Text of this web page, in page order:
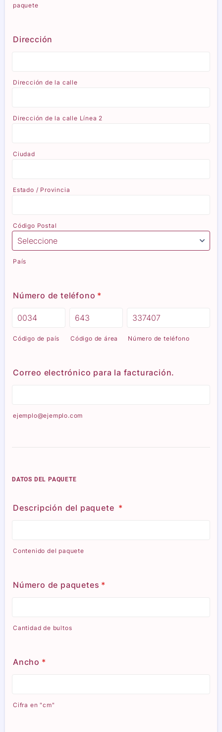
paquete
Dirección
Dirección de la calle
Dirección de la calle Línea 2
Ciudad
Estado / Provincia
Código Postal
País
Número de teléfono *
Código de país Código de área Número de teléfono
Correo electrónico para la facturación.
ejemplo@ejemplo.com
DATOS DEL PAQUETE
Descripción del paquete *
Contenido del paquete
Número de paquetes *
Cantidad de bultos
Ancho *
Cifra en "cm"